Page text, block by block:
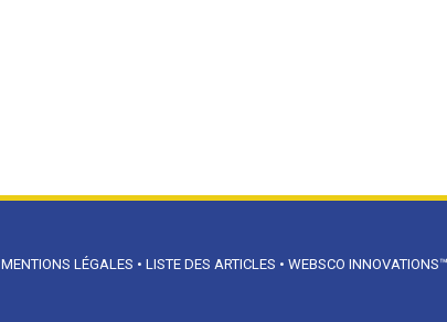
MENTIONS LÉGALES • LISTE DES ARTICLES • WEBSCO INNOVATIONS™